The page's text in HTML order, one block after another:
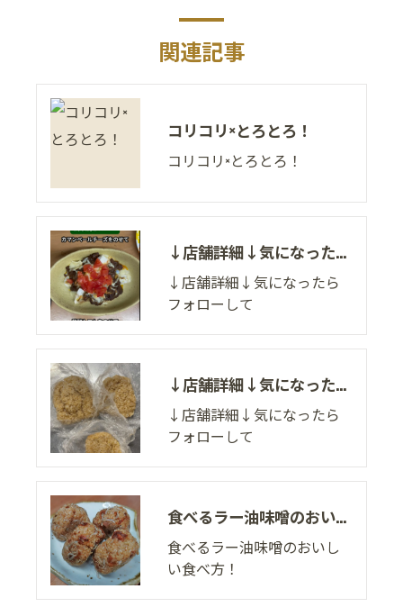
関連記事
コリコリ×とろとろ！
コリコリ×とろとろ！
↓店舗詳細↓気になったらフォローして
↓店舗詳細↓気になったら
フォローして
↓店舗詳細↓気になったらフォローして
↓店舗詳細↓気になったら
フォローして
食べるラー油味噌のおいしい食べ方！
食べるラー油味噌のおいし
い食べ方！